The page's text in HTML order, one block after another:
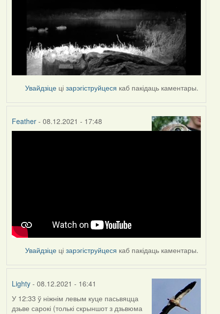
Увайдзіце цізарэгіструйцеся каб пакідаць каментары.
Feather- 08.12.2021 - 17:48
Увайдзіце цізарэгіструйцеся каб пакідаць каментары.
Lighty- 08.12.2021 - 16:41
У 12:33 ў ніжнім левым куце пасьвяцца
дзьве сарокі (толькі скрыншот з дзьвюма